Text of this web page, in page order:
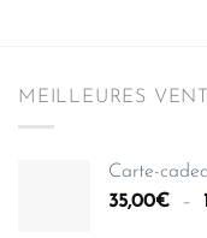
MEILLEURES
Carte-
35,00€ –